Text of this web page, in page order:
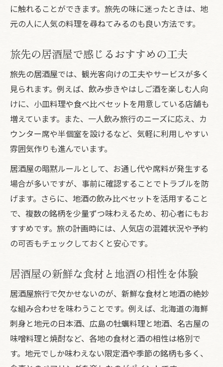
に触れることができます。旅先の味に迷ったときは、地
元の人に人気の料理を尋ねてみるのも良い方法です。
旅先の居酒屋で感じるおすすめの工夫
旅先の居酒屋では、観光客向けの工夫やサービスが多く
見られます。例えば、飲み歩きやはしご酒を楽しむ人向
けに、小皿料理や食べ比べセットを用意している店舗も
増えています。また、一人飲み旅行のニーズに応え、カ
ウンター席や半個室を設けるなど、気軽に利用しやすい
雰囲気作りも進んでいます。
居酒屋の暗黙ルールとして、お通し代や席料が発生する
場合が多いですが、事前に確認することでトラブルを防
げます。さらに、地酒の飲み比べセットを活用すること
で、複数の銘柄を少量ずつ味わえるため、初心者にもお
すすめです。旅の計画時には、人気店の混雑状況や予約
の可否もチェックしておくと安心です。
居酒屋の新鮮な食材と地酒の相性を体験
居酒屋旅行で欠かせないのが、新鮮な食材と地酒の絶妙
な組み合わせを味わうことです。例えば、北海道の海鮮
刺身と地元の日本酒、広島の牡蠣料理と地酒、名古屋の
味噌料理と焼酎など、各地の食材と酒の相性は格別で
す。地元でしか味わえない限定酒や季節の銘柄も多く、